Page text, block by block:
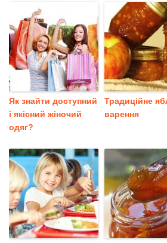
Як знайти доступний
і якісний жіночий
одяг?
Традиційне
варення